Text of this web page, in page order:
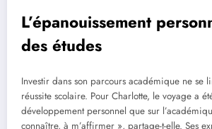
L’épanouissement
des études
Investir dans son parcours académique ne se
réussite scolaire. Pour Charlotte, le voyage a
développement personnel que sur
connaître, à m’affirmer », partage-t-elle. Ses